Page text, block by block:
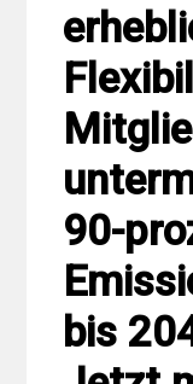
90-
bis